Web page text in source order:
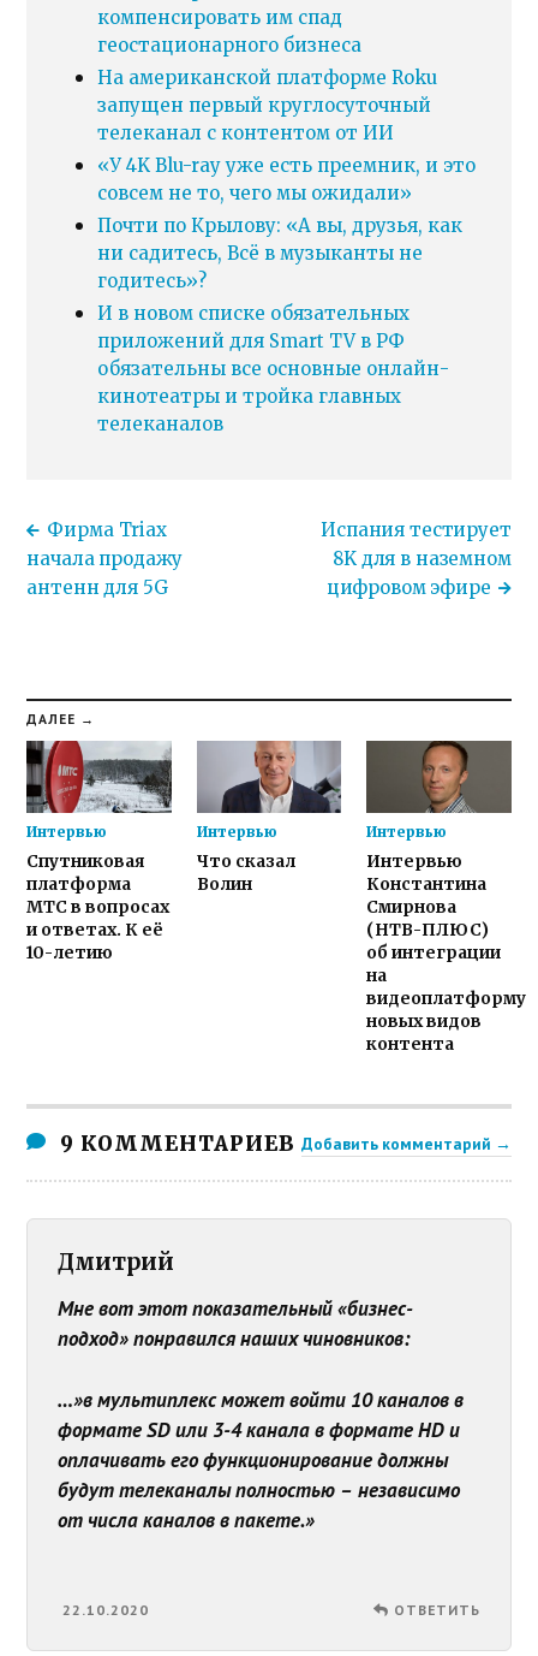
компенсировать им спад
геостационарного бизнеса
На американской платформе Roku
запущен первый круглосуточный
телеканал с контентом от ИИ
«У 4K Blu-ray уже есть преемник, и это
совсем не то, чего мы ожидали»
Почти по Крылову: «А вы, друзья, как
ни садитесь, Всё в музыканты не
годитесь»?
И в новом списке обязательных
приложений для Smart TV в РФ
обязательны все основные онлайн-
кинотеатры и тройка главных
телеканалов
Фирма Triax
начала продажу
антенн для 5G
Испания тестирует
8K для в наземном
цифровом эфире
ДАЛЕЕ →
Интервью
Спутниковая
платформа
МТС в вопросах
и ответах. К её
10-летию
Интервью
Что сказал
Волин
Интервью
Интервью
Константина
Смирнова
(НТВ-ПЛЮС)
об интеграции
на
видеоплатформу
новых видов
контента
9 КОММЕНТАРИЕВ Добавить комментарий →
Дмитрий
Мне вот этот показательный «бизнес-
подход» понравился наших чиновников:
…»в мультиплекс может войти 10 каналов в
формате SD или 3-4 канала в формате HD и
оплачивать его функционирование должны
будут телеканалы полностью – независимо
от числа каналов в пакете.»
22.10.2020 ОТВЕТИТЬ